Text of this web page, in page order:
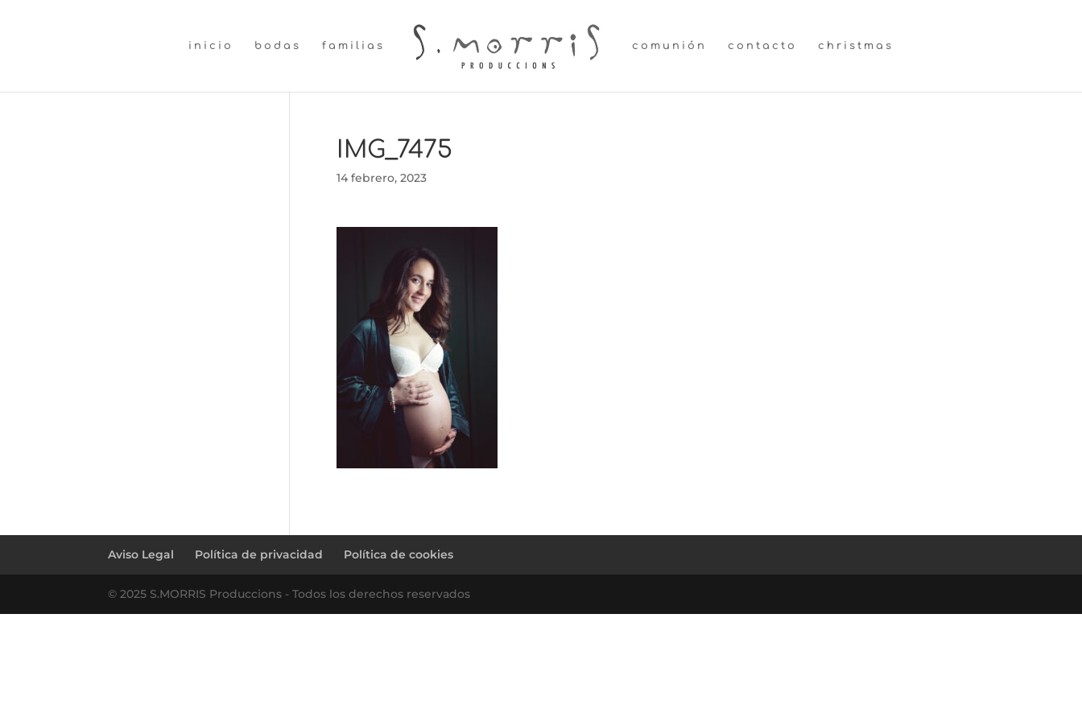
inicio bodas familias comunión contacto christmas
IMG_7475
14 febrero, 2023
Aviso Legal Política de privacidad Política de cookies
© 2025 S.MORRIS Produccions - Todos los derechos reservados